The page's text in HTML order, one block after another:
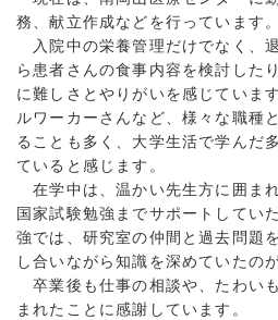
務、献立作成などを行っています。
入院中の栄養管理だけでなく、
ら患者さんの食事内容を検討した
に難しさとやりがいを感じていま
ルワーカーさんなど、様々な職種
ることも多く、大学生活で学んだ
ていると感じます。
在学中は、温かい先生方に囲ま
国家試験勉強までサポートしてい
強では、研究室の仲間と過去問題
し合いながら知識を深めていたの
卒業後も仕事の相談や、たわい
まれたことに感謝しています。